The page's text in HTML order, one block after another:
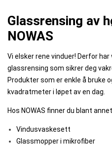
Glassrensing av
NOWAS
Vi elsker rene vinduer! Derfor
glassrensing som sikrer deg
Produkter som er enkle å bruke
kvadratmeter i løpet av en dag.
Hos NOWAS finner du blant
Vindusvaskesett
Glassmopper i mikrofiber